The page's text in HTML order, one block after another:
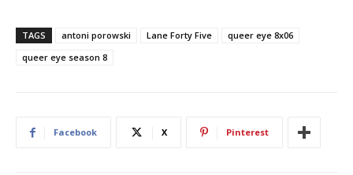
r
g
e
t
TAGS antoni porowski Lane Forty Five
queer eye 8x06
queer eye season 8
Facebook X Pinterest